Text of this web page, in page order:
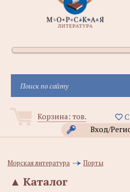
Корзина: тов.
Вход/
Морская литература Порты
Каталог
▲